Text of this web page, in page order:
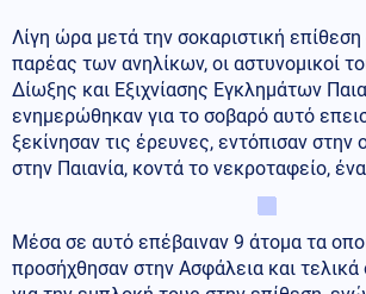
Λίγη ώρα μετά την σοκαριστική
παρέας των ανηλίκων, οι αστυνομικοί
Δίωξης και Εξιχνίασης Εγκλημάτων
ενημερώθηκαν για το σοβαρό αυτό
ξεκίνησαν τις έρευνες, εντόπισαν
στην Παιανία, κοντά το νεκροταφείο,
Μέσα σε αυτό επέβαιναν 9 άτομα τα
προσήχθησαν στην Ασφάλεια και